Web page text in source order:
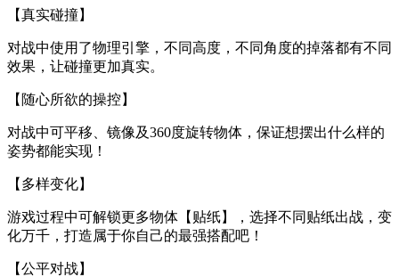
【真实碰撞】
对战中使用了物理引擎，不同高度，不同角度的掉落都有不同
效果，让碰撞更加真实。
【随心所欲的操控】
对战中可平移、镜像及360度旋转物体，保证想摆出什么样的
姿势都能实现！
【多样变化】
游戏过程中可解锁更多物体【贴纸】，选择不同贴纸出战，变
化万千，打造属于你自己的最强搭配吧！
【公平对战】